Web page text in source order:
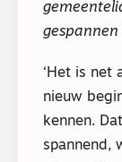
‘Het is net
nieuw
kennen.
spannend,